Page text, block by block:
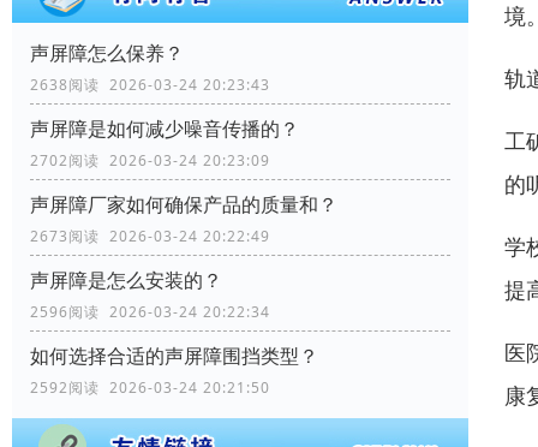
声屏障怎么保养？
2638阅读 2026-03-24 20:23:43
声屏障是如何减少噪音传播的？
2702阅读 2026-03-24 20:23:09
声屏障厂家如何确保产品的质量和？
2673阅读 2026-03-24 20:22:49
声屏障是怎么安装的？
2596阅读 2026-03-24 20:22:34
如何选择合适的声屏障围挡类型？
2592阅读 2026-03-24 20:21:50
境
轨
工
的
学
提
医
康